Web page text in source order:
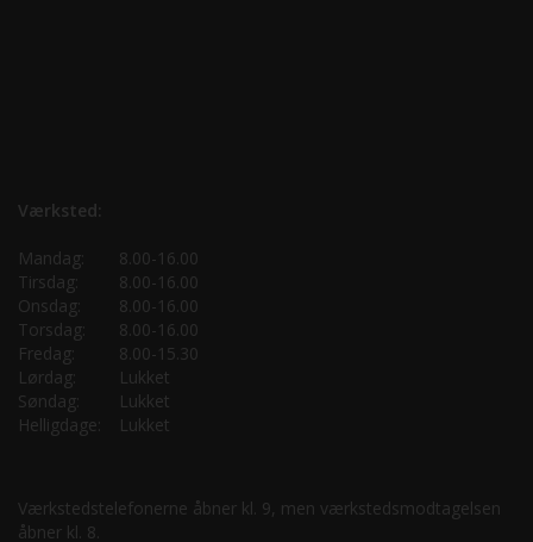
Værksted:
Mandag:
8.00-16.00
Tirsdag:
8.00-16.00
Onsdag:
8.00-16.00
Torsdag:
8.00-16.00
Fredag:
8.00-15.30
Lørdag:
Lukket
Søndag:
Lukket
Helligdage:
Lukket
Værkstedstelefonerne åbner kl. 9, men værkstedsmodtagelsen
åbner kl. 8.